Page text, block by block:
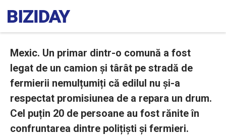
Mexic. Un primar dintr-o comună a fost
legat de un camion și târât pe stradă de
fermierii nemulțumiți că edilul nu și-a
respectat promisiunea de a repara un drum.
Cel puțin 20 de persoane au fost rănite în
confruntarea dintre polițiști și fermieri.